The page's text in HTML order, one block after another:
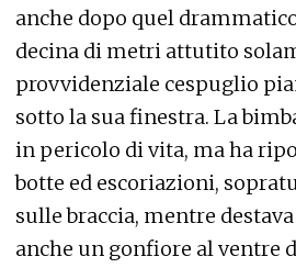
anche dopo quel
decina di metri attutito
provvidenziale cespuglio
sotto la sua finestra. La
in pericolo di vita, ma ha
botte ed escoriazioni,
sulle braccia, mentre
anche un gonfiore al ventre